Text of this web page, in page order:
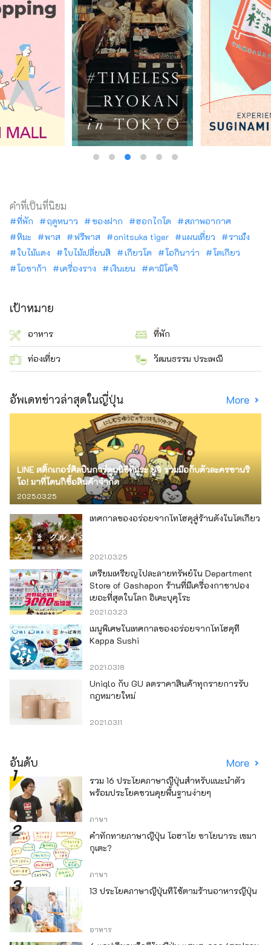
คำที่เป็นที่นิยม
ที่พัก ฤดูหนาว ของฝาก ฮอกไกโด
สภาพอากาศ
หิมะ
พาส ฟรีพาส onitsuka tiger แผนเที่ยว
ราเม็ง
ใบไม้แดง
ใบไม้เปลี่ยนสี เกียวโต โอกินาว่า
โตเกียว
โอซาก้า
เครื่องราง เงินเยน คามิโคจิ
เป้าหมาย
อาหาร ที่พัก
ท่องเที่ยว วัฒนธรรม ประเพณี
อัพเดทข่าวล่าสุดในญี่ปุ่น More
LINE สติ๊กเกอร์ศิลปินการ์ตูนนิชิทีมูระ ยูจิ ร่วมมือกับตัวละครซานริ
โอ! มาที่โดนกิซื้อสินค้าจำกัด
2025.03.25
เทศกาลของอร่อยจากโทโฮคุสู่ร้านดังในโตเกียว
2021.03.25
เตรียมเหรียญไปละลายทรัพย์ใน Department
Store of Gashapon ร้านที่มีเครื่องกาชาปอง
เยอะที่สุดในโลก อิเคะบุคุโระ
2021.03.23
เมนูพิเศษในเทศกาลของอร่อยจากโทโฮคุที่
Kappa Sushi
2021.03.18
Uniqlo กับ GU ลดราคาสินค้าทุกรายการรับ
กฎหมายใหม่
2021.03.11
อันดับ More
รวม 16 ประโยคภาษาญี่ปุ่นสำหรับแนะนำตัว
พร้อมประโยคชวนคุยพื้นฐานง่ายๆ
ภาษา
คำทักทายภาษาญี่ปุ่น โอฮาโย ซาโยนาระ เซมา
กุเตะ?
ภาษา
13 ประโยคภาษาญี่ปุ่นที่ใช้ตามร้านอาหารญี่ปุ่น
อาหาร